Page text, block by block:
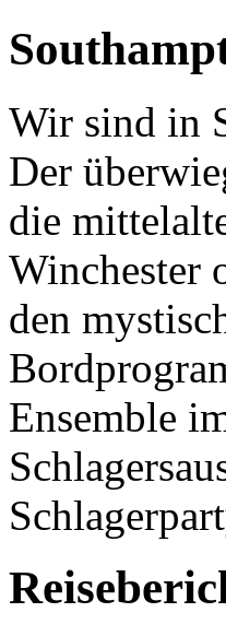
Wir sind in
Der
die
Winchester
den
Ensemble